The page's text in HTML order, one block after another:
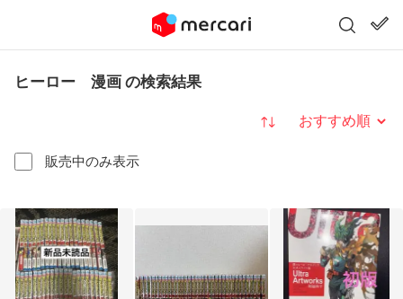
ヒーロー 漫画 の検索結果
販売中のみ表示
並び替え